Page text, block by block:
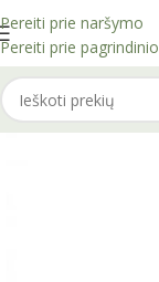
Pereiti prie naršymo
Pereiti prie